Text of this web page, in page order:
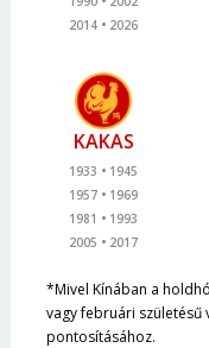
2014
2026
KAKAS
1933
1945
1957
1969
1981
1993
2005
2017
*Mivel Kínában a
vagy februári születésű
pontosításához.